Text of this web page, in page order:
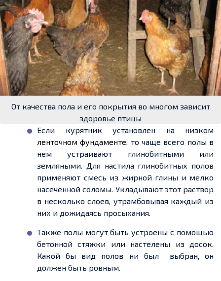
От качества пола и его покрытия во многом зависит
здоровье птицы
Если курятник установлен на низком
ленточном фундаменте, то чаще всего полы в
нем устраивают глинобитными или
земляными. Для настила глинобитных полов
применяют смесь из жирной глины и мелко
насеченной соломы. Укладывают этот раствор
в несколькослоев, утрамбовывая каждый из
них и дожидаясь просыхания.
Также полы могут быть устроены с помощью
бетонной стяжки или настелены из досок.
Какойбы вид полов ни былвыбран, он
должен быть ровным.